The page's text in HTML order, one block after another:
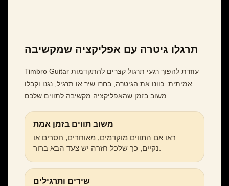
תרגלו גיטרה עם אפליקציה שמקשיבה
Timbro Guitar עוזרת להפוך רגעי תרגול קצרים להתקדמות
אמיתית. כוונו את הגיטרה, בחרו שיר או תרגיל, נגנו וקבלו
משוב תווים בזמן אמת
ראו אם התווים מוקדמים, מאוחרים, חסרים או
נקיים, כך שלכל חזרה יש צעד הבא ברור.
שירים ותרגילים